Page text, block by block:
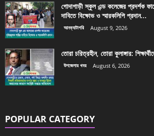
গোদাগাড়ী স্কুল এন্ড কলেজের প্রদর্শক
দাবিতে বিক্ষোভ ও স্মারকলিপি প্রদান...
আনক্যাটাগরি August 9, 2026
তোরা চরিত্রহীন, তোরা কুলাঙ্গার:
উপজেলার খবর August 6, 2026
POPULAR CATEGORY